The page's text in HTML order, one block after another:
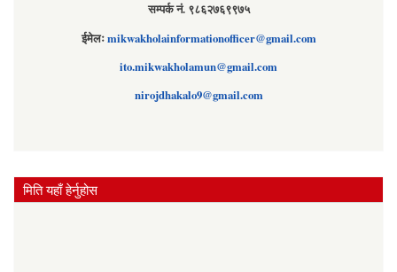
सम्पर्क नं. ९८६२७६९९७५
ईमेलःmikwakholainformationofficer@gmail.com
ito.mikwakholamun@gmail.com
nirojdhakalo9@gmail.com
मिति यहाँ हेर्नुहोस